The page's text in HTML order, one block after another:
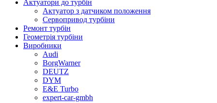
Актуатори до турбін
Актуатор з датчиком положення
Сервопривод турбіни
Ремонт турбін
Геометрія турбіни
Виробники
Audi
BorgWarner
DEUTZ
DYM
E&E Turbo
expert-car-gmbh